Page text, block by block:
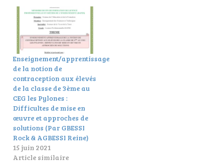
Enseignement/apprentissage
de la notion de
contraception aux élevés
de la classe de 3ème au
CEG les Pylones :
Difficultes de mise en
œuvre et approches de
solutions (Par GBESSI
Rock & AGBESSI Reine)
15 juin 2021
Article similaire